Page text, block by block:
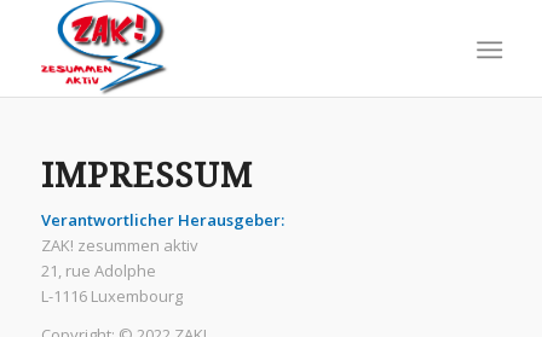
IMPRESSUM
Verantwortlicher Herausgeber:
ZAK! zesummen aktiv
21, rue Adolphe
L-1116 Luxembourg